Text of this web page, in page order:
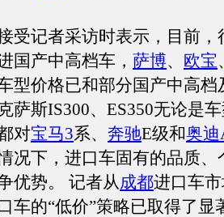
记者采访时表示，目前，
国产中高档车， 萨博、 欧宝
型价格已和部分国产中高档
萨斯IS300、ES350无论是
对宝马3系、 奔驰E级和奥
况下，进口车固有的品质、
优势。 记者从成都进口车
车的“低价”策略已取得了显